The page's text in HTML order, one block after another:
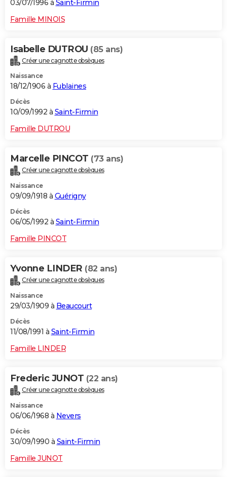
03/07/1996 à Saint-Firmin
Famille MINOIS
Isabelle DUTROU (85 ans)
Créer une cagnotte obsèques
Naissance
18/12/1906 à Fublaines
Décès
10/09/1992 à Saint-Firmin
Famille DUTROU
Marcelle PINCOT (73 ans)
Créer une cagnotte obsèques
Naissance
09/09/1918 à Guérigny
Décès
06/05/1992 à Saint-Firmin
Famille PINCOT
Yvonne LINDER (82 ans)
Créer une cagnotte obsèques
Naissance
29/03/1909 à Beaucourt
Décès
11/08/1991 à Saint-Firmin
Famille LINDER
Frederic JUNOT (22 ans)
Créer une cagnotte obsèques
Naissance
06/06/1968 à Nevers
Décès
30/09/1990 à Saint-Firmin
Famille JUNOT